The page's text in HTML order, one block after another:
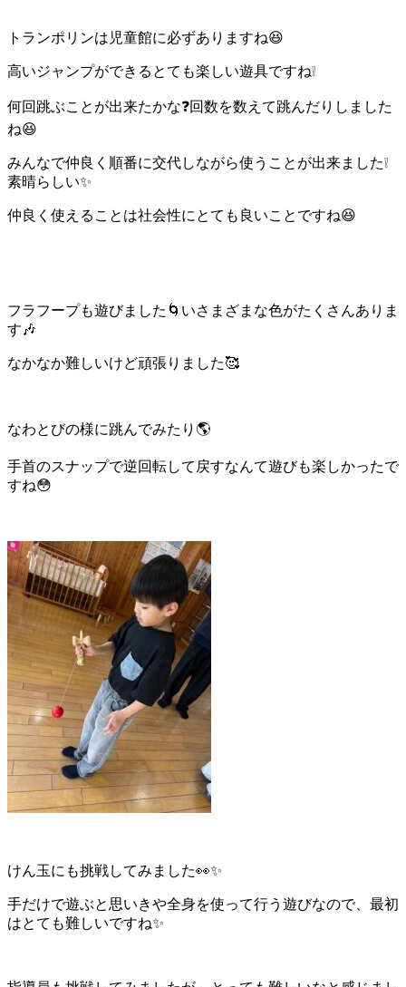
トランポリンは児童館に必ずありますね😆
高いジャンプができるとても楽しい遊具ですね❕
何回跳ぶことが出来たかな❓回数を数えて跳んだりしました
ね😆
みんなで仲良く順番に交代しながら使うことが出来ました❕
素晴らしい✨
仲良く使えることは社会性にとても良いことですね😆
フラフープも遊びました🌀いさまざまな色がたくさんありま
す🎶
なかなか難しいけど頑張りました🥰
なわとびの様に跳んでみたり🌎
手首のスナップで逆回転して戻すなんて遊びも楽しかったで
すね😳
けん玉にも挑戦してみました👀✨
手だけで遊ぶと思いきや全身を使って行う遊びなので、最初
はとても難しいですね✨